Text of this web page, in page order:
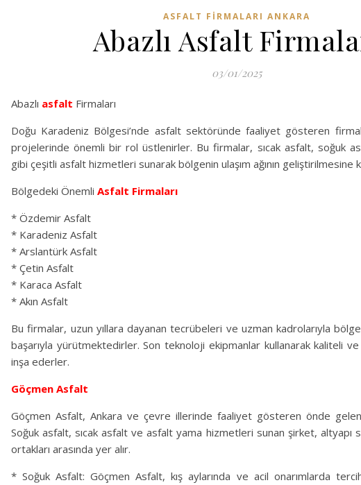
ASFALT FIRMALARI ANKARA
Abazlı Asfalt
03/01/2025
Abazlı asfalt Firmaları
Doğu Karadeniz Bölgesi’nde asfalt sektöründe faaliyet gösteren
projelerinde önemli bir rol üstlenirler. Bu firmalar, sıcak asfalt, soğuk
gibi çeşitli asfalt hizmetleri sunarak bölgenin ulaşım ağının geliştirilmesine
Bölgedeki Önemli Asfalt Firmaları
* Özdemir Asfalt
* Karadeniz Asfalt
* Arslantürk Asfalt
* Çetin Asfalt
* Karaca Asfalt
* Akın Asfalt
Bu firmalar, uzun yıllara dayanan tecrübeleri ve uzman kadrolarıyla
başarıyla yürütmektedirler. Son teknoloji ekipmanlar kullanarak kaliteli ve
inşa ederler.
Göçmen Asfalt
Göçmen Asfalt, Ankara ve çevre illerinde faaliyet gösteren önde
Soğuk asfalt, sıcak asfalt ve asfalt yama hizmetleri sunan şirket, altyapı
ortakları arasında yer alır.
* Soğuk Asfalt: Göçmen Asfalt, kış aylarında ve acil onarımlarda